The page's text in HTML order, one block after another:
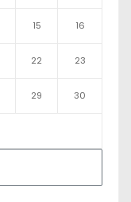
15 16
22 23
29 30